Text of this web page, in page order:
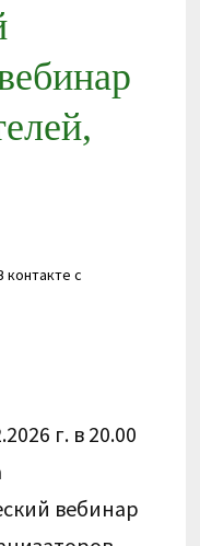
контакте с
г. в 20.00
вебинар